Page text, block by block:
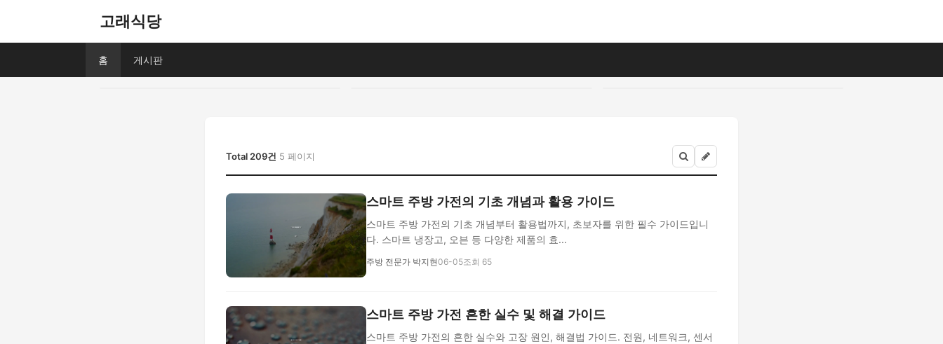
고래식당
홈 게시판
Total 209건 5 페이지
스마트 주방 가전의 기초 개념과 활용 가이드
스마트 주방 가전의 기초 개념부터 활용법까지, 초보자를 위한 필수 가이드입니
다. 스마트 냉장고, 오븐 등 다양한 제품의 효...
주방 전문가 박지현06-05조회 65
스마트 주방 가전 흔한 실수 및 해결 가이드
스마트 주방 가전의 흔한 실수와 고장 원인, 해결법 가이드. 전원, 네트워크, 센서